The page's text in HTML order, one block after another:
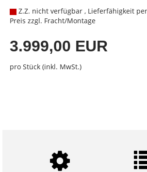
Z.Z. nicht verfügbar , Lieferfähigkeit
Preis zzgl. Fracht/Montage
3.999,00 EUR
pro Stück (inkl. MwSt.)